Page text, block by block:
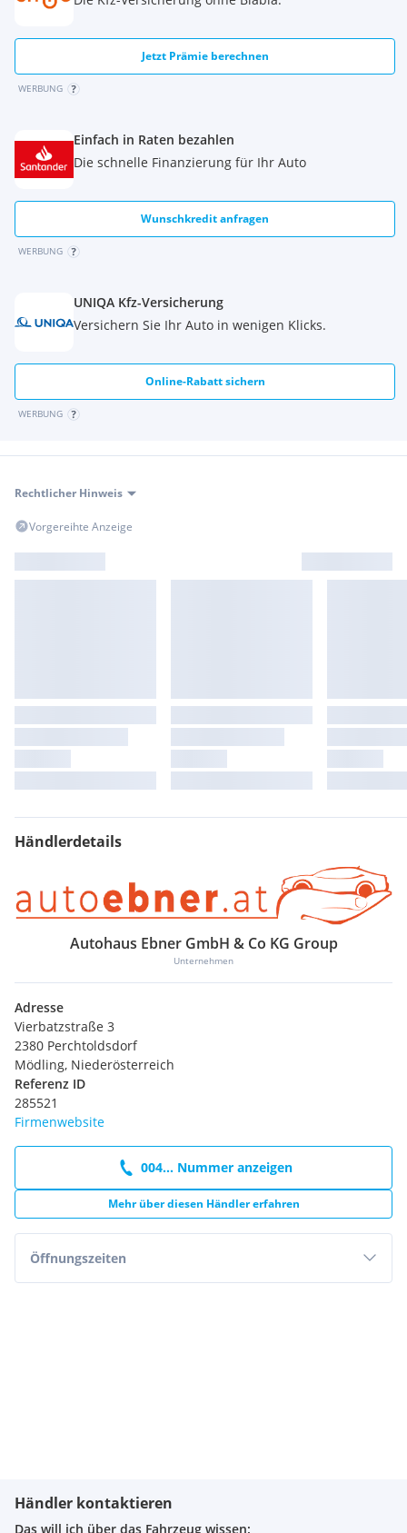
Jetzt Prämie berechnen
WERBUNG
Einfach in Raten bezahlen
Die schnelle Finanzierung für Ihr Auto
Wunschkredit anfragen
WERBUNG
UNIQA Kfz-Versicherung
Versichern Sie Ihr Auto in wenigen Klicks.
Online-Rabatt sichern
WERBUNG
Rechtlicher Hinweis
Vorgereihte Anzeige
Händlerdetails
Autohaus Ebner GmbH & Co KG Group
Unternehmen
Adresse
Vierbatzstraße 3
2380 Perchtoldsdorf
Mödling, Niederösterreich
Referenz ID
285521
Firmenwebsite
004... Nummer anzeigen
Mehr über diesen Händler erfahren
Öffnungszeiten
Händler kontaktieren
Das will ich über das Fahrzeug wissen: